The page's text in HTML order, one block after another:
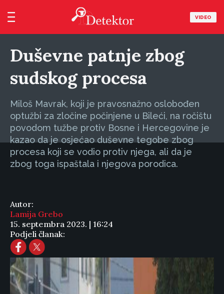
VIDEO
Duševne patnje zbog
sudskog procesa
Miloš Mavrak, koji je pravosnažno oslobođen
optužbi za zločine počinjene u Bileći, na ročištu
povodom tužbe protiv Bosne i Hercegovine je
kazao da je osjećao duševne tegobe zbog
procesa koji se vodio protiv njega, ali da je
zbog toga ispaštala i njegova porodica.
Autor:
Lamija Grebo
15. septembra 2023. | 16:24
Podjeli članak: